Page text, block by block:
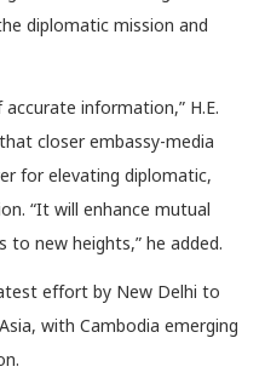
diplomatic mission and
information,” H.E.
closer embassy-media
for elevating diplomatic,
“It will enhance mutual
to new heights,” he added.
effort by New Delhi to
with Cambodia emerging